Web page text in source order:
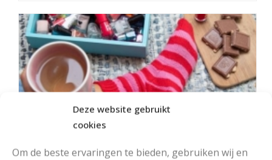
Deze website gebruikt
cookies
Om de beste ervaringen te bieden, gebruiken wij en